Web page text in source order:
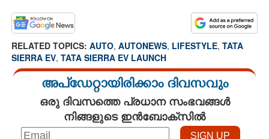
RELATED TOPICS: AUTO, AUTONEWS, LIFESTYLE, TATA
SIERRA EV, TATA SIERRA EV LAUNCH
അപ്ഡേറ്റായിരിക്കാം ദിവസവും
ഒരു ദിവസത്തെ പ്രധാന സംഭവങ്ങൾ
നിങ്ങളുടെ ഇൻബോക്സിൽ